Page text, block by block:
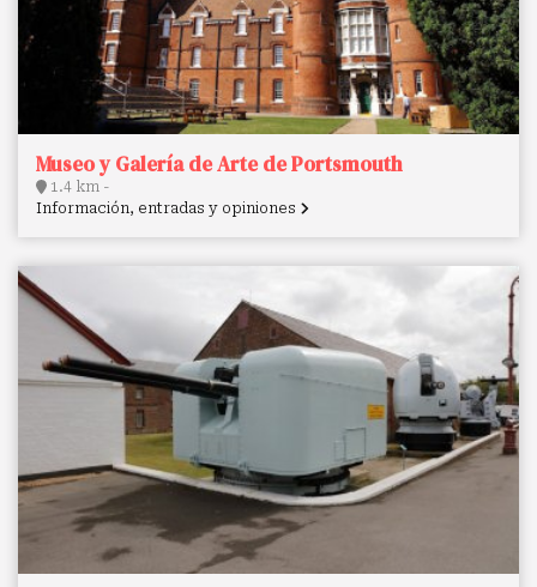
Museo y Galería de Arte de Portsmouth
1.4 km -
Información, entradas y opiniones